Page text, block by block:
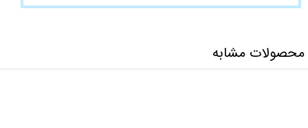
محصولات مشابه